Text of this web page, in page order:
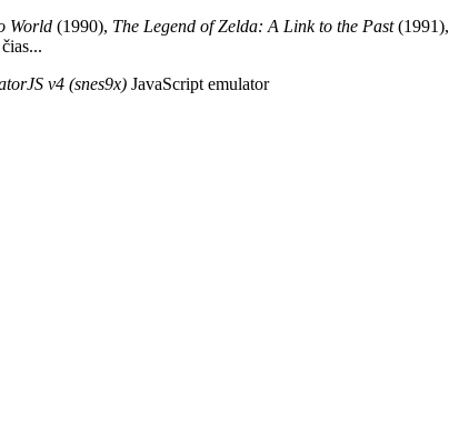
World (1990), The Legend of Zelda: A Link to the Past(1991),
v4 (snes9x) JavaScript emulator